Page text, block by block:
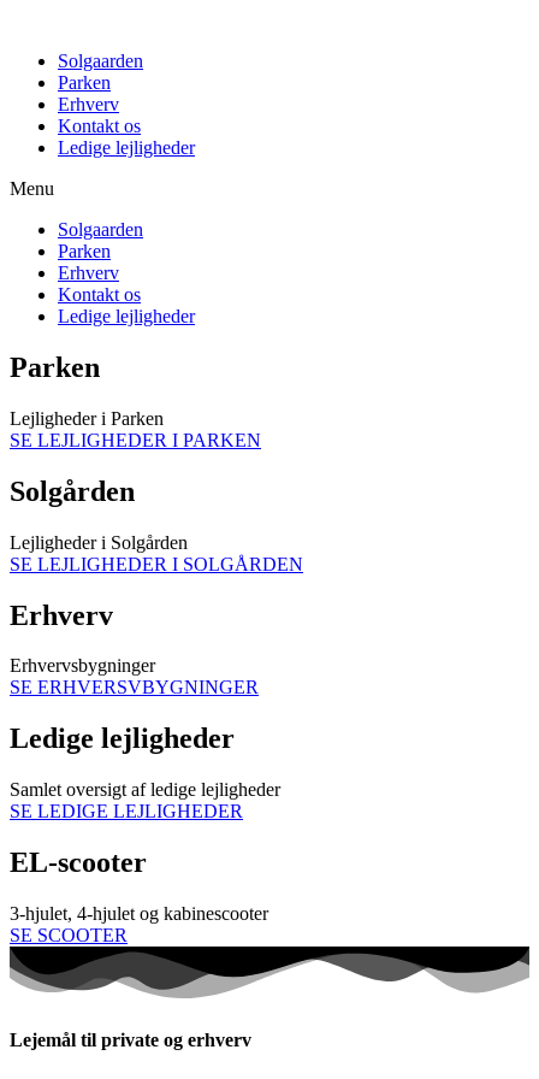
Solgaarden
Parken
Erhverv
Kontakt os
Ledige lejligheder
Menu
Solgaarden
Parken
Erhverv
Kontakt os
Ledige lejligheder
Parken
Lejligheder i Parken
SE LEJLIGHEDER I PARKEN
Solgården
Lejligheder i Solgården
SE LEJLIGHEDER I SOLGÅRDEN
Erhverv
Erhvervsbygninger
SE ERHVERSVBYGNINGER
Ledige lejligheder
Samlet oversigt af ledige lejligheder
SE LEDIGE LEJLIGHEDER
EL-scooter
3-hjulet, 4-hjulet og kabinescooter
SE SCOOTER
Lejemål til private og erhverv